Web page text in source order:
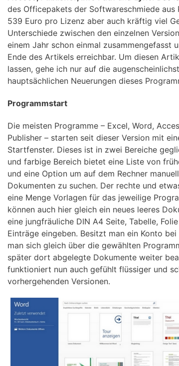
des Officepakets der Softwareschmiede
539 Euro pro Lizenz aber auch kräftig viel
Unterschiede zwischen den einzelnen
einem Jahr schon einmal zusammengefasst
Ende des Artikels erreichbar. Um diesen
lassen, gehe ich nur auf die
hauptsächlichen Neuerungen dieses
Programmstart
Die meisten Programme – Excel, Word,
Publisher – starten seit dieser Version mit
Startfenster. Dieses ist in zwei Bereiche
und farbige Bereich bietet eine Liste von
und eine Option um auf dem Rechner
Dokumenten zu suchen. Der rechte und
eine Menge Vorlagen für das jeweilige
können auch hier gleich ein neues leeres
eine jungfräuliche DIN A4 Seite, Tabelle,
Einträge eingeben. Besitzt man ein Konto
man sich gleich über die gewählten
später dort abgelegte Dokumente weiter
funktioniert nun auch gefühlt flüssiger und
vorhergehenden Versionen.